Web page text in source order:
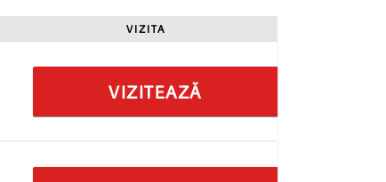
VIZITA
VIZITEAZĂ